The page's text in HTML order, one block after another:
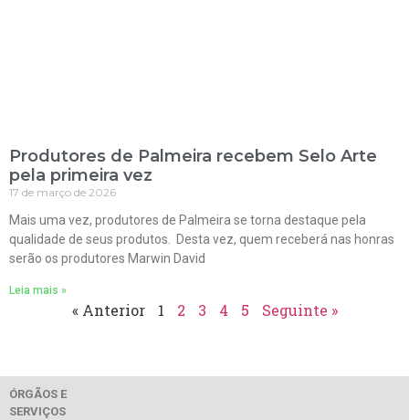
Produtores de Palmeira recebem Selo Arte
pela primeira vez
17 de março de 2026
Mais uma vez, produtores de Palmeira se torna destaque pela
qualidade de seus produtos. Desta vez, quem receberá nas honras
serão os produtores Marwin David
Leia mais »
« Anterior 1 2 3 4 5 Seguinte »
ÓRGÃOS E
SERVIÇOS